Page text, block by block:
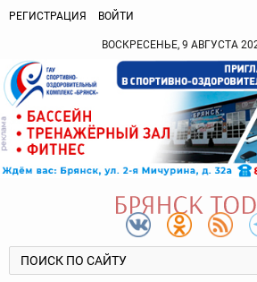
РЕГИСТРАЦИЯ ВОЙТИ
ВОСКРЕСЕНЬЕ, 9 АВГУСТА